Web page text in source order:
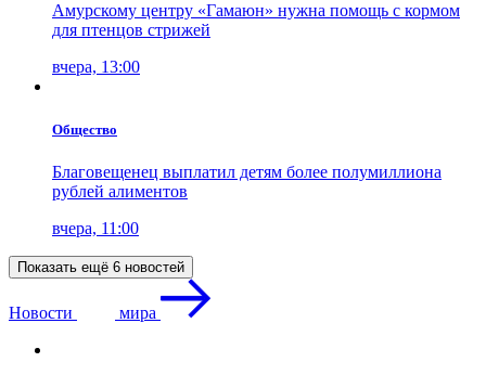
Амурскому центру «Гамаюн» нужна помощь с кормом
для птенцов стрижей
вчера, 13:00
Общество
Благовещенец выплатил детям более полумиллиона
рублей алиментов
вчера, 11:00
Показать ещё 6 новостей
Новости мира